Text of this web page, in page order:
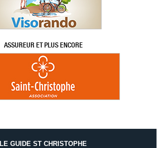
ASSUREUR ET PLUS ENCORE
LE GUIDE ST CHRISTOPHE